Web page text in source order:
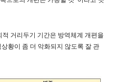
거리두기 기간은 방역체계 개편을
황이 좀 더 악화되지 않도록 잘 관